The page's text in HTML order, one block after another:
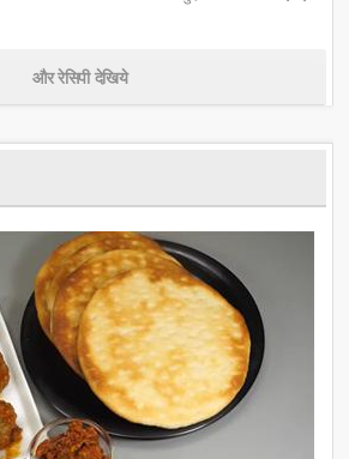
और रेसिपी देखिये